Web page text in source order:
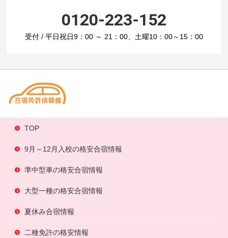
0120-223-152
受付 / 平日祝日9：00 ～ 21：00、土曜10：00～15：00
TOP
9月～12月入校の格安合宿情報
準中型車の格安合宿情報
大型一種の格安合宿情報
夏休み合宿情報
二種免許の格安情報